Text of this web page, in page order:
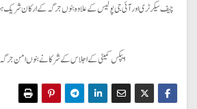
چیف سیکرٹری اور آئی جی پولیس کے علاوہ بنوں جرگہ کے ارکان شریک
ایپکس کمیٹی کے اجلاس کے شرکا نے بنوں امن